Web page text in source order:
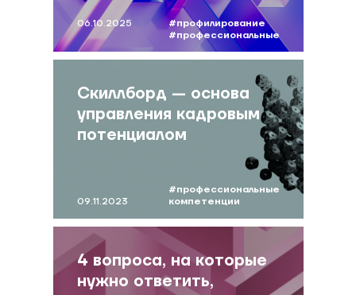
06.10.2025
#профилирование
#профессиональные
компетенции
#маслюкова
Скиллборд — основа
управления кадровым
потенциалом
09.11.2023
#профессиональные
компетенции
#скиллборд
4 вопроса, на которые
нужно ответить,